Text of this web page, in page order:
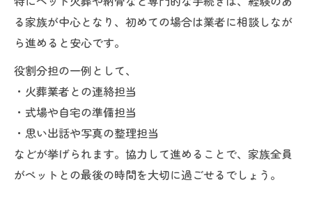
る家族が中心となり、初めての場合は業者に相談しなが
ら進めると安心です。
役割分担の一例として、
・火葬業者との連絡担当
・式場や自宅の準備担当
・思い出話や写真の整理担当
などが挙げられます。協力して進めることで、家族全員
がペットとの最後の時間を大切に過ごせるでしょう。